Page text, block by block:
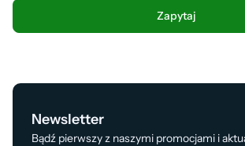
Newsletter
Bądź pierwszy z naszymi promocjami i